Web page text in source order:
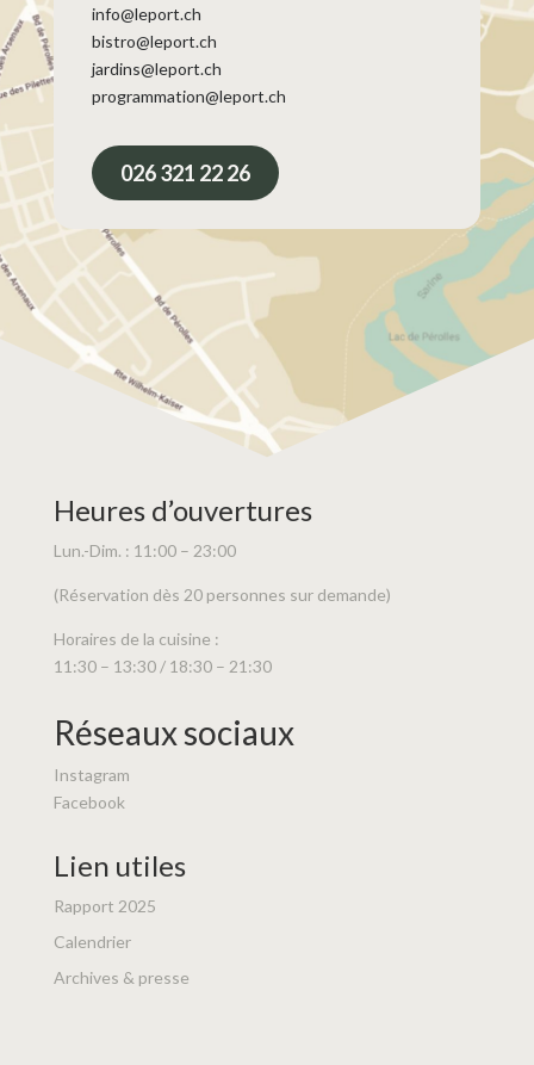
info@leport.ch
bistro@leport.ch
jardins@leport.ch
programmation@leport.ch
026 321 22 26
Heures d’ouvertures
Lun.-Dim. : 11:00 – 23:00
(Réservation dès 20 personnes sur demande)
Horaires de la cuisine :
11:30 – 13:30 / 18:30 – 21:30
Réseaux sociaux
Instagram
Facebook
Lien utiles
Rapport 2025
Calendrier
Archives & presse